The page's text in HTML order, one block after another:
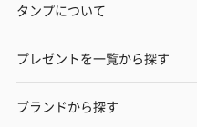
タンプについて
プレゼントを一覧から探す
ブランドから探す